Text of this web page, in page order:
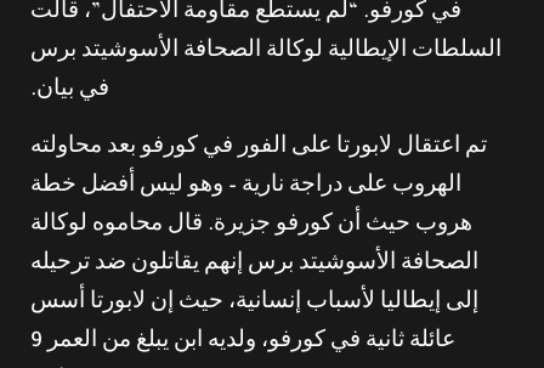
في كورفو. “لم يستطع مقاومة الاحتفال”، قالت
السلطات الإيطالية لوكالة الصحافة الأسوشيتد برس
في بيان.
تم اعتقال لابورتا على الفور في كورفو بعد محاولته
الهروب على دراجة نارية – وهو ليس أفضل خطة
هروب حيث أن كورفو جزيرة. قال محاموه لوكالة
الصحافة الأسوشيتد برس إنهم يقاتلون ضد ترحيله
إلى إيطاليا لأسباب إنسانية، حيث إن لابورتا أسس
عائلة ثانية في كورفو، ولديه ابن يبلغ من العمر 9